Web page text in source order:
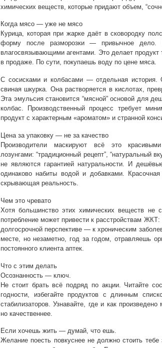
химических веществ, которые придают объем,
Когда мясо — уже не мясо
Курица, которая при жарке даёт в сковородку
форму после разморозки — привычное дело.
влагосвязывающими агентами. Это делает
в продаже. По сути, покупаешь воду по цене мяса.
С сосисками и колбасами — отдельная
свиная шкурка. Она растворяется в кислотах,
Эта эмульсия становится “мясной” основой для
колбас. Производственный процесс требует
продукт с характерным «ароматом» и странной
Цена за упаковку — не за качество
Производители маскируют всё это
лозунгами: “традиционный рецепт”, “натуральный
не являются гарантией натуральности. И
одинаково набиты водой и добавками.
скрывающая реальность.
Чем это чревато
Хотя большинство этих химических веществ не
потребление может привести к расстройствам
долгосрочной перспективе — к хроническим
месте, но незаметно, год за годом, отравляешь
постоянного клиента аптек.
Что с этим делать
Осознанность — ключ.
Не стоит брать всё подряд по акции. Читайте
годности, избегайте продуктов с длинным
стабилизаторов. Узнавайте, где и как
но качественнее.
Если хочешь жить — думай, что ешь.
Желание поесть повкуснее не должно стоить